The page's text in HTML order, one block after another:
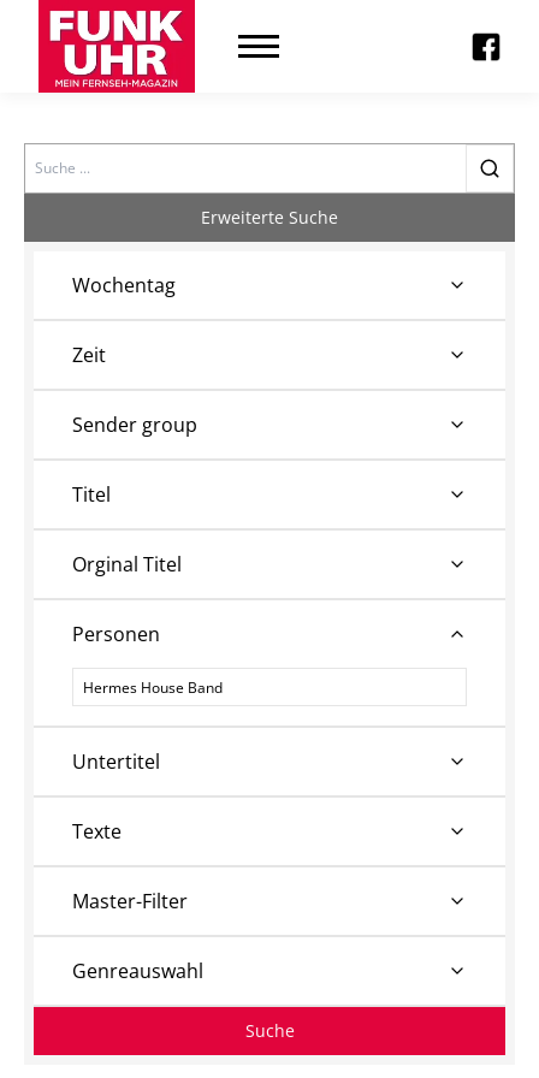
Search
Erweiterte Suche
Wochentag
Zeit
Sender group
Titel
Orginal Titel
Personen
Personen
Untertitel
Texte
Master-Filter
Genreauswahl
Suche